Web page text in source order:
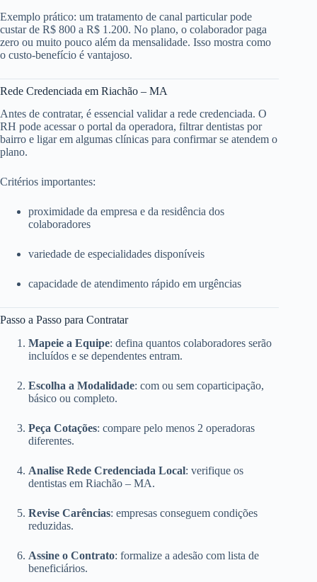
Exemplo prático: um tratamento de canal particular pode
custar de R$ 800 a R$ 1.200. No plano, o colaborador paga
zero ou muito pouco além da mensalidade. Isso mostra como
o custo-benefício é vantajoso.
Rede Credenciada em Riachão – MA
Antes de contratar, é essencial validar a rede credenciada. O
RH pode acessar o portal da operadora, filtrar dentistas por
bairro e ligar em algumas clínicas para confirmar se atendem o
plano.
Critérios importantes:
proximidade da empresa e da residência dos
colaboradores
variedade de especialidades disponíveis
capacidade de atendimento rápido em urgências
Passo a Passo para Contratar
Mapeie a Equipe: defina quantos colaboradores serão
incluídos e se dependentes entram.
Escolha a Modalidade: com ou sem coparticipação,
básico ou completo.
Peça Cotações: compare pelo menos 2 operadoras
diferentes.
Analise Rede Credenciada Local: verifique os
dentistas em Riachão – MA.
Revise Carências: empresas conseguem condições
reduzidas.
Assine o Contrato: formalize a adesão com lista de
beneficiários.